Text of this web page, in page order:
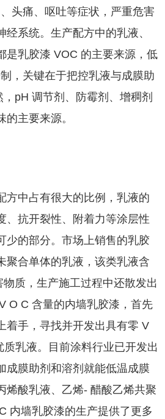
头痛、呕吐等症状，严重危害
经系统。生产配方中的乳液、
是乳胶漆 VOC 的主要来源，低
，关键在于把控乳液与成膜助
pH 调节剂、防霉剂、增稠剂
主要来源。
方中占有很大的比例，乳液的
、抗开裂性、附着力等涂层性
少的部分。市场上销售的乳胶
聚合单体的乳液，该类乳液含
质，生产施工过程中还散发出
O C 含量的内墙乳胶漆，首先
着手，寻找并开发出具有零 V
乳液。目前涂料行业已开发出
成膜助剂和溶剂就能低温成膜
烯酸乳液、乙烯- 醋酸乙烯共聚
内墙乳胶漆的生产提供了更多